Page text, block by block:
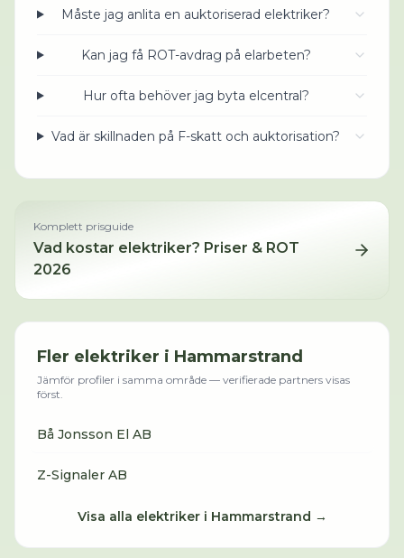
Måste jag anlita en auktoriserad elektriker?
Kan jag få ROT-avdrag på elarbeten?
Hur ofta behöver jag byta elcentral?
Vad är skillnaden på F-skatt och auktorisation?
Komplett prisguide
Vad kostar elektriker? Priser & ROT
2026
Fler elektriker i Hammarstrand
Jämför profiler i samma område — verifierade partners visas
först.
Bå Jonsson El AB
Z-Signaler AB
Visa alla elektrikeri Hammarstrand →